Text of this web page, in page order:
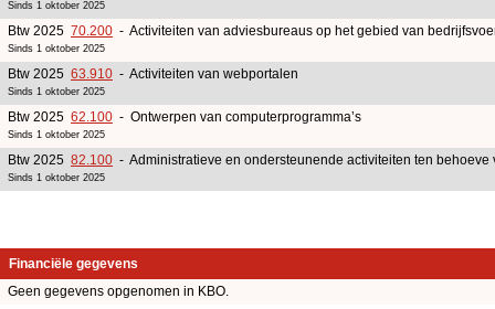
Sinds 1 oktober 2025
Btw 2025 70.200 - Activiteiten van adviesbureaus op het gebied van
Sinds 1 oktober 2025
Btw 2025 63.910 - Activiteiten van webportalen
Sinds 1 oktober 2025
Btw 2025 62.100 - Ontwerpen van computerprogramma’s
Sinds 1 oktober 2025
Btw 2025 82.100 - Administratieve en ondersteunende activiteiten ten behoeve
Sinds 1 oktober 2025
Financiële gegevens
Geen gegevens opgenomen in KBO.